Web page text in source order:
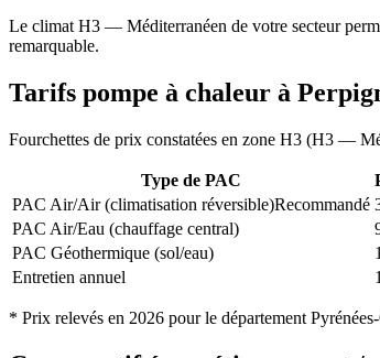
Le climat H3 — Méditerranéen de votre secteur
remarquable.
Tarifs pompe à chaleur à
Fourchettes de prix constatées en zone H3 (H3 —
Type de PAC
PAC Air/Air (climatisation réversible)Recommandé
PAC Air/Eau (chauffage central)
PAC Géothermique (sol/eau)
Entretien annuel
* Prix relevés en 2026 pour le département